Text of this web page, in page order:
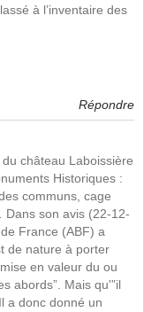
à l’inventaire des
Répondre
château Laboissière
Historiques :
communs, cage
son avis (22-12-
France (ABF) a
de nature à porter
en valeur du ou
abords”. Mais qu'”il
a donc donné un